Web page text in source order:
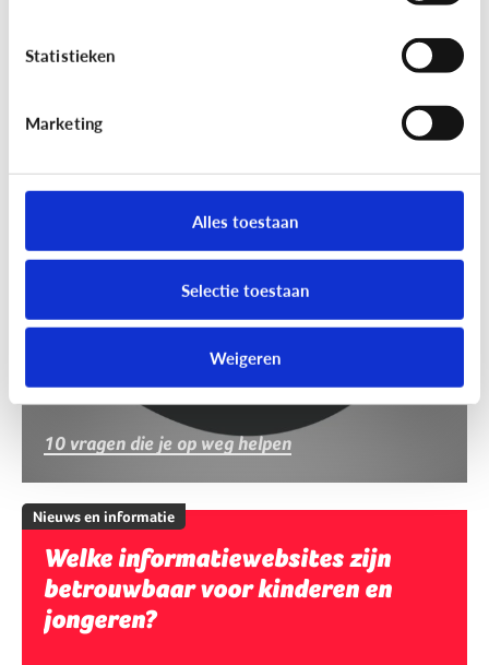
Statistieken
Marketing
Alles toestaan
Selectie toestaan
Weigeren
10 vragen die je op weg helpen
Nieuws en informatie
Welke informatiewebsites zijn
betrouwbaar voor kinderen en
jongeren?